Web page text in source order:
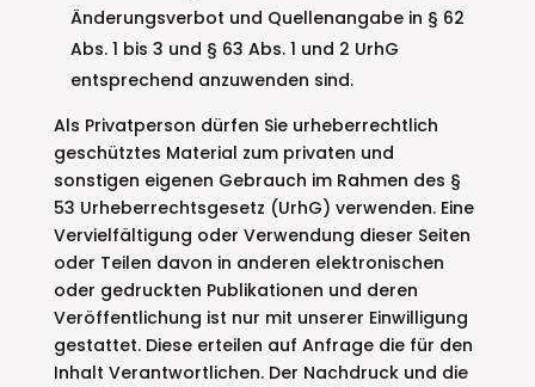
Änderungsverbot und Quellenangabe in § 62
Abs. 1 bis 3 und § 63 Abs. 1 und 2 UrhG
entsprechend anzuwenden sind.
Als Privatperson dürfen Sie urheberrechtlich
geschütztes Material zum privaten und
sonstigen eigenen Gebrauch im Rahmen des §
53 Urheberrechtsgesetz (UrhG) verwenden. Eine
Vervielfältigung oder Verwendung dieser Seiten
oder Teilen davon in anderen elektronischen
oder gedruckten Publikationen und deren
Veröffentlichung ist nur mit unserer Einwilligung
gestattet. Diese erteilen auf Anfrage die für den
Inhalt Verantwortlichen. Der Nachdruck und die